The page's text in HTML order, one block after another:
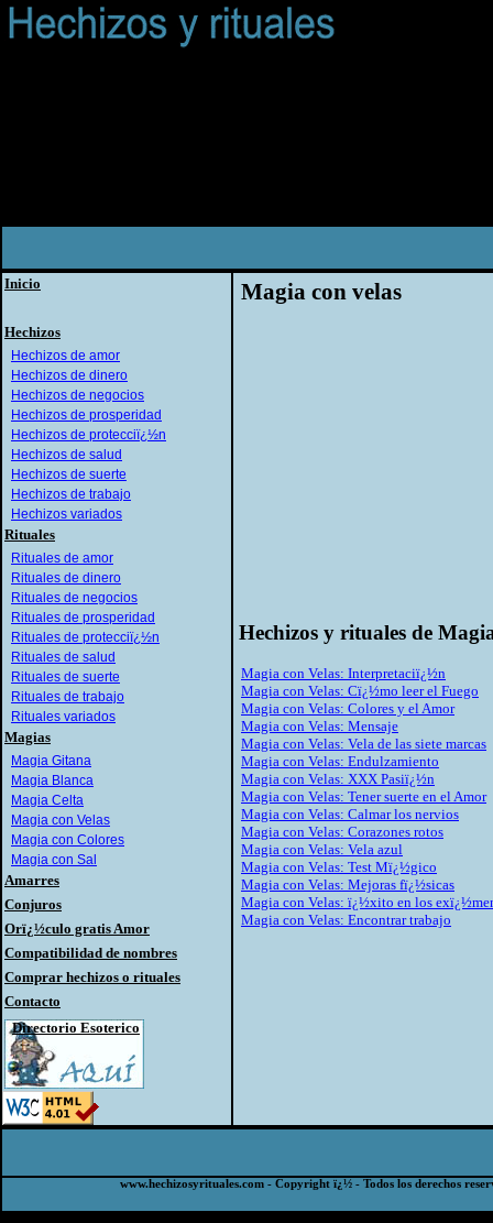
Inicio
Hechizos
Hechizos de amor
Hechizos de dinero
Hechizos de negocios
Hechizos de prosperidad
Hechizos de protecciï¿½n
Hechizos de salud
Hechizos de suerte
Hechizos de trabajo
Hechizos variados
Rituales
Rituales de amor
Rituales de dinero
Rituales de negocios
Rituales de prosperidad
Rituales de protecciï¿½n
Rituales de salud
Rituales de suerte
Rituales de trabajo
Rituales variados
Magias
Magia Gitana
Magia Blanca
Magia Celta
Magia con Velas
Magia con Colores
Magia con Sal
Amarres
Conjuros
Orï¿½culo gratis Amor
Compatibilidad de nombres
Comprar hechizos o rituales
Contacto
Directorio Esoterico
Magia con velas
Hechizos y rituales de
Magia con Velas: Interpretaciï¿½n
Magia con Velas: Cï¿½mo leer el Fuego
Magia con Velas: Colores y el Amor
Magia con Velas: Mensaje
Magia con Velas: Vela de las siete marcas
Magia con Velas: Endulzamiento
Magia con Velas: XXX Pasiï¿½n
Magia con Velas: Tener suerte en el Amor
Magia con Velas: Calmar los nervios
Magia con Velas: Corazones rotos
Magia con Velas: Vela azul
Magia con Velas: Test Mï¿½gico
Magia con Velas: Mejoras fï¿½sicas
Magia con Velas: ï¿½xito en los
Magia con Velas: Encontrar trabajo
www.hechizosyrituales.com - Copyright ï¿½ - Todos los derechos